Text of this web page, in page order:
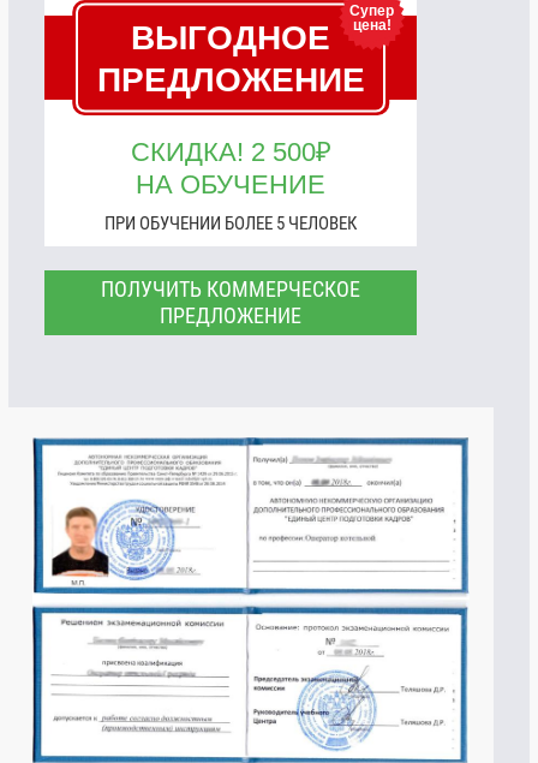
Супер
цена!
ВЫГОДНОЕ
ПРЕДЛОЖЕНИЕ
СКИДКА! 2 500₽
НА ОБУЧЕНИЕ
ПРИ ОБУЧЕНИИ БОЛЕЕ 5 ЧЕЛОВЕК
ПОЛУЧИТЬ КОММЕРЧЕСКОЕ
ПРЕДЛОЖЕНИЕ